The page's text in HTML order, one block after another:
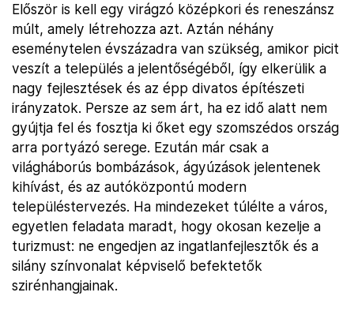
Először is kell egy virágzó középkori és reneszánsz
múlt, amely létrehozza azt. Aztán néhány
eseménytelen évszázadra van szükség, amikor picit
veszít a település a jelentőségéből, így elkerülik a
nagy fejlesztések és az épp divatos építészeti
irányzatok. Persze az sem árt, ha ez idő alatt nem
gyújtja fel és fosztja ki őket egy szomszédos ország
arra portyázó serege. Ezután már csak a
világháborús bombázások, ágyúzások jelentenek
kihívást, és az autóközpontú modern
településtervezés. Ha mindezeket túlélte a város,
egyetlen feladata maradt, hogy okosan kezelje a
turizmust: ne engedjen az ingatlanfejlesztők és a
silány színvonalat képviselő befektetők
szirénhangjainak.